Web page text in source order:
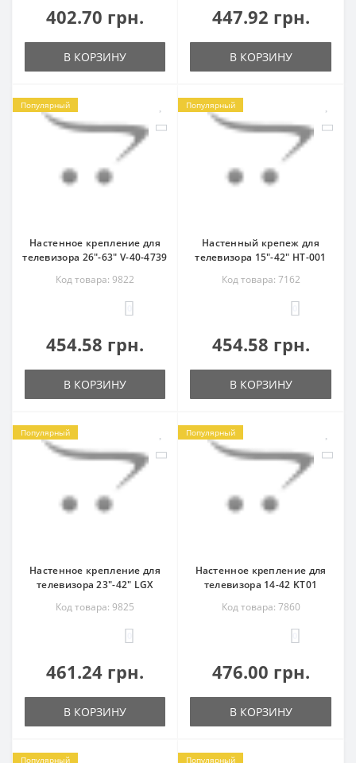
402.70 грн.
В КОРЗИНУ
447.92 грн.
В КОРЗИНУ
Популярный
Настенное крепление для
телевизора 26"-63" V-40-4739
Код товара: 9822
454.58 грн.
В КОРЗИНУ
Популярный
Настенный крепеж для
телевизора 15"-42" HT-001
Код товара: 7162
454.58 грн.
В КОРЗИНУ
Популярный
Настенное крепление для
телевизора 23"-42" LGX
Код товара: 9825
461.24 грн.
В КОРЗИНУ
Популярный
Настенное крепление для
телевизора 14-42 KT01
Код товара: 7860
476.00 грн.
В КОРЗИНУ
Популярный Популярный